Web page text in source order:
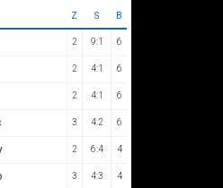
Z S B
2 9:1 6
2 4:1 6
2 4:1 6
3 4:2 6
2 6:4 4
3 4:3 4